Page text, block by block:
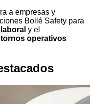
a empresas y
Bollé Safety para
y el
operativos